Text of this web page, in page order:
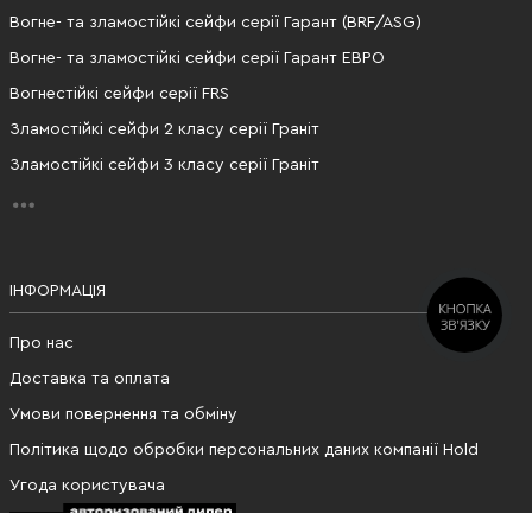
Вогне- та зламостійкі сейфи серії Гарант (BRF/ASG)
Вогне- та зламостійкі сейфи серії Гарант ЕВРО
Вогнестійкі сейфи серії FRS
Зламостійкі сейфи 2 класу серії Граніт
Зламостійкі сейфи 3 класу серії Граніт
ІНФОРМАЦІЯ
Про нас
Доставка та оплата
Умови повернення та обміну
Політика щодо обробки персональних даних компанії Hold
Угода користувача
КНОПКА
ЗВ'ЯЗКУ